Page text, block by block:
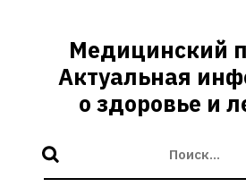
содержимомуМедицинский
Актуальная
о здоровье и